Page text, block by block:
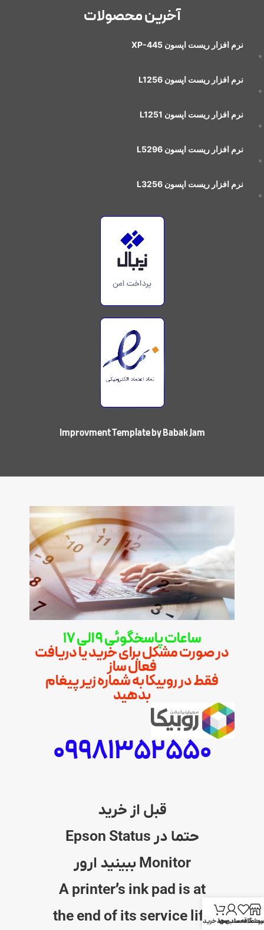
آخرین محصولات
نرم افزار ريست اپسون XP-445
نرم افزار ريست اپسون L1256
نرم افزار ريست اپسون L1251
نرم افزار ريست اپسون L5296
نرم افزار ريست اپسون L3256
Improvment Template by Babak Jam
ساعات پاسخگوئی 9 الی 17
در صورت مشکل برای خرید یا دریافت
فعال ساز
فقط در روبیکا به شماره زیر پیغام
بدهید
09981352550
قبل از خرید
حتما در Epson Status
Monitor ببینید ارور
A printer’s ink pad is at
the end of its service life
علاقه مندی ها
حساب منسبد خرید